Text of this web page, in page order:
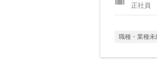
正社員
職種・業種未